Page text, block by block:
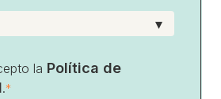
la Política de
.*